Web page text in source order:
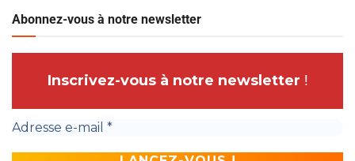
Abonnez-vous à notre newsletter
Inscrivez-vous à notre newsletter !